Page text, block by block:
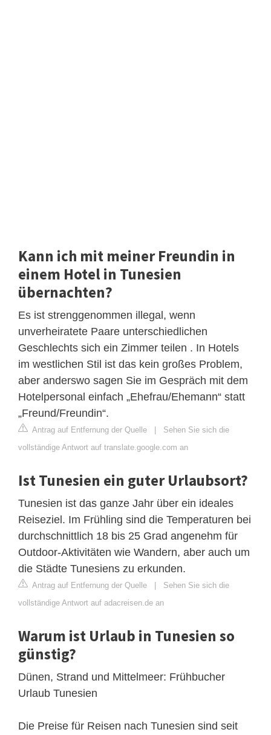
Kann ich mit meiner Freundin in
einem Hotel in Tunesien
übernachten?
Es ist strenggenommen illegal, wenn
unverheiratete Paare unterschiedlichen
Geschlechts sich ein Zimmer teilen . In Hotels
im westlichen Stil ist das kein großes Problem,
aber anderswo sagen Sie im Gespräch mit dem
Hotelpersonal einfach „Ehefrau/Ehemann“ statt
„Freund/Freundin“.
Antrag auf Entfernung der Quelle | Sehen Sie sich die
vollständige Antwort auf translate.google.com an
Ist Tunesien ein guter Urlaubsort?
Tunesien ist das ganze Jahr über ein ideales
Reiseziel. Im Frühling sind die Temperaturen bei
durchschnittlich 18 bis 25 Grad angenehm für
Outdoor-Aktivitäten wie Wandern, aber auch um
die Städte Tunesiens zu erkunden.
Antrag auf Entfernung der Quelle | Sehen Sie sich die
vollständige Antwort auf adacreisen.de an
Warum ist Urlaub in Tunesien so
günstig?
Dünen, Strand und Mittelmeer: Frühbucher
Urlaub Tunesien
Die Preise für Reisen nach Tunesien sind seit